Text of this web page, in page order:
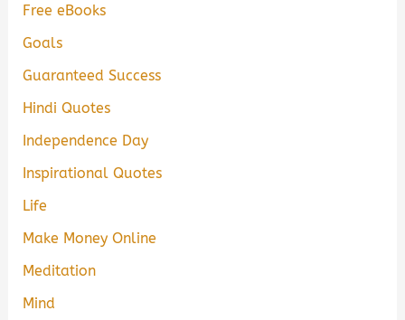
Free eBooks
Goals
Guaranteed Success
Hindi Quotes
Independence Day
Inspirational Quotes
Life
Make Money Online
Meditation
Mind